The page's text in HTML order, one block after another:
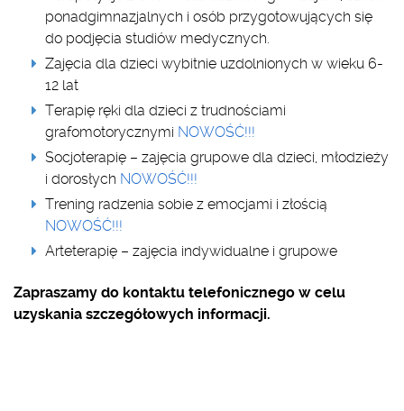
ponadgimnazjalnych i osób przygotowujących się
do podjęcia studiów medycznych.
Zajęcia dla dzieci wybitnie uzdolnionych w wieku 6-
12 lat
Terapię ręki dla dzieci z trudnościami
grafomotorycznymi NOWOŚĆ!!!
Socjoterapię – zajęcia grupowe dla dzieci, młodzieży
i dorosłych NOWOŚĆ!!!
Trening radzenia sobie z emocjami i złością
NOWOŚĆ!!!
Arteterapię – zajęcia indywidualne i grupowe
Zapraszamy do kontaktu telefonicznego w celu
uzyskania szczegółowych informacji.